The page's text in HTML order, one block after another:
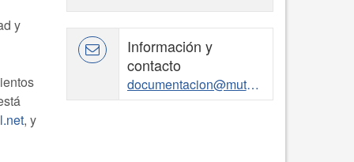
y
, y
Información y
contacto
documentacion@mutuauniversal.net